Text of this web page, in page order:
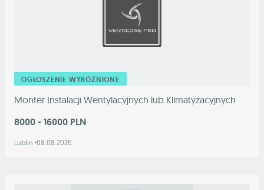
OGŁOSZENIE WYRÓŻNIONE
Monter Instalacji Wentylacyjnych lub Klimatyzacyjnych
8000 - 16000 PLN
Lublin 08.08.2026